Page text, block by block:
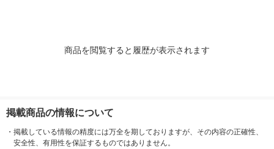
商品を閲覧すると履歴が表示されます
掲載商品の情報について
・ 掲載している情報の精度には万全を期しておりますが、その内容の正確性、
安全性、有用性を保証するものではありません。